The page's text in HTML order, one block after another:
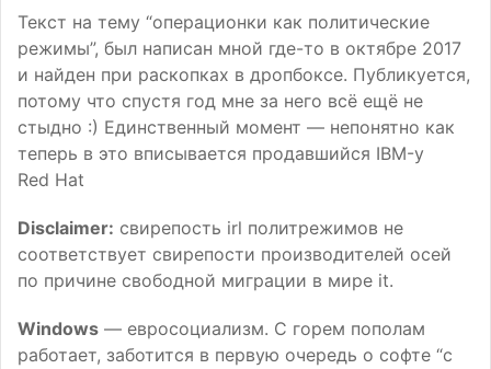
Текст на тему “операционки как политические
режимы”, был написан мной где-то в октябре 2017
и найден при раскопках в дропбоксе. Публикуется,
потому что спустя год мне за него всё ещё не
стыдно :) Единственный момент — непонятно как
теперь в это вписывается продавшийся IBM-у
Red Hat
Disclaimer: свирепость irl политрежимов не
соответствует свирепости производителей осей
по причине свободной миграции в мире it.
Windows — евросоциализм. С горем пополам
работает, заботится в первую очередь о софте “с